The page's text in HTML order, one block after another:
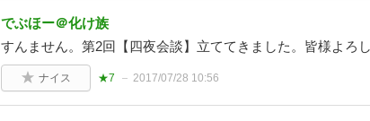
でぶほー＠化け族
すんません。第2回【四夜会談】立ててきました。皆様よろ
ナイス ★7 2017/07/28 10:56